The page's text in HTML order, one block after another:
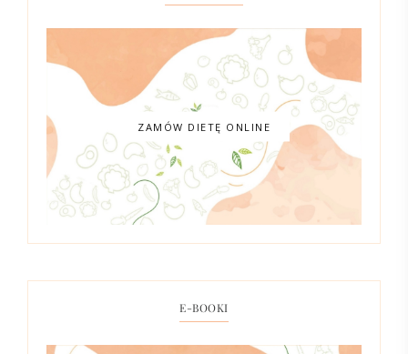
ZAMÓW DIETĘ ONLINE
E-BOOKI